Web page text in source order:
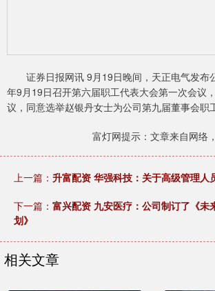
证券日报网讯 9月19日晚间，天正电气发布
年9月19日召开第六届职工代表大会第一次会议
议，同意选举赵银丹女士为公司第九届董事会职
富灯网提示：文章来自网络
上一篇： 升富配资 华强科技：关于高级管理人
下一篇： 富兴配资 九安医疗：公司制订了《未
划》
相关文章